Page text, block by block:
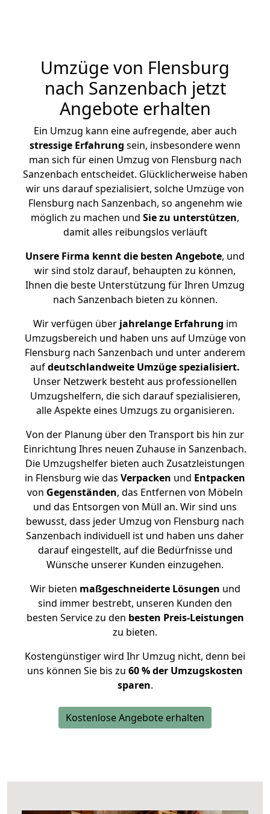
Umzüge von Flensburg
nach Sanzenbach jetzt
Angebote erhalten
Ein Umzug kann eine aufregende, aber auch
stressige Erfahrung sein, insbesondere wenn
man sich für einen Umzug von Flensburg nach
Sanzenbach entscheidet. Glücklicherweise haben
wir uns darauf spezialisiert, solche Umzüge von
Flensburg nach Sanzenbach, so angenehm wie
möglich zu machen und Sie zu unterstützen,
damit alles reibungslos verläuft
Unsere Firma kennt die besten Angebote, und
wir sind stolz darauf, behaupten zu können,
Ihnen die beste Unterstützung für Ihren Umzug
nach Sanzenbach bieten zu können.
Wir verfügen überjahrelange Erfahrung im
Umzugsbereich und haben uns auf Umzüge von
Flensburg nach Sanzenbach und unter anderem
aufdeutschlandweite Umzüge spezialisiert.
Unser Netzwerk besteht aus professionellen
Umzugshelfern, die sich darauf spezialisieren,
alle Aspekte eines Umzugs zu organisieren.
Von der Planung über den Transport bis hin zur
Einrichtung Ihres neuen Zuhause in Sanzenbach.
Die Umzugshelfer bieten auch Zusatzleistungen
in Flensburg wie das Verpacken und Entpacken
von Gegenständen, das Entfernen von Möbeln
und das Entsorgen von Müll an. Wir sind uns
bewusst, dass jeder Umzug von Flensburg nach
Sanzenbach individuell ist und haben uns daher
darauf eingestellt, auf die Bedürfnisse und
Wünsche unserer Kunden einzugehen.
Wir bieten maßgeschneiderte Lösungen und
sind immer bestrebt, unseren Kunden den
besten Service zu den besten Preis-Leistungen
zu bieten.
Kostengünstiger wird Ihr Umzug nicht, denn bei
uns können Sie bis zu 60 % der Umzugskosten
sparen.
Kostenlose Angebote erhalten